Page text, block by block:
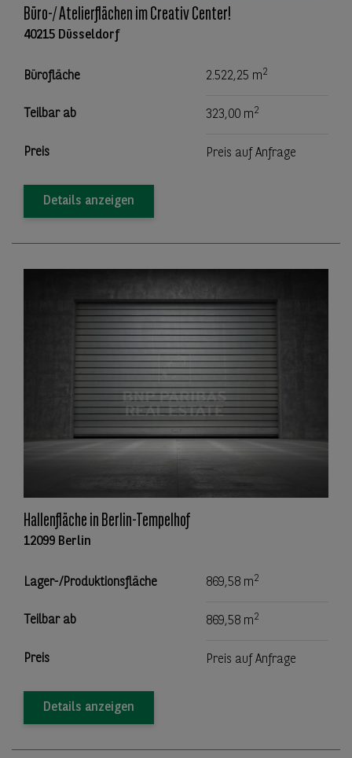
Büro-/ Atelierflächen im Creativ Center!
40215 Düsseldorf
Bürofläche 2.522,25 m2
Teilbar ab 323,00 m2
Preis Preis auf Anfrage
Details anzeigen
Hallenfläche in Berlin-Tempelhof
12099 Berlin
Lager-/Produktionsfläche 869,58 m2
Teilbar ab 869,58 m2
Preis Preis auf Anfrage
Details anzeigen